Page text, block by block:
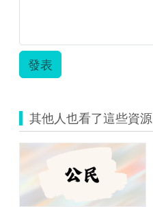
發表
其他人也看了這些資源